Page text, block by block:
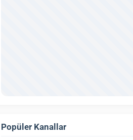
Popüler Kanallar